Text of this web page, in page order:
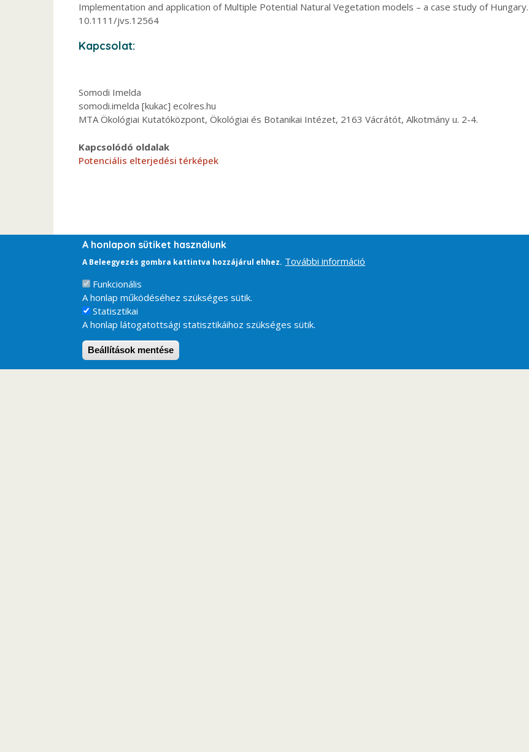
Implementation and application of Multiple Potential Natural Vegetation models – a case study of Hungary.
10.1111/jvs.12564
Kapcsolat:
Somodi Imelda
somodi.imelda [kukac] ecolres.hu
MTA Ökológiai Kutatóközpont, Ökológiai és Botanikai Intézet, 2163 Vácrátót, Alkotmány u. 2-4.
Kapcsolódó oldalak
Potenciális elterjedési térképek
A honlapon sütiket használunk
A Beleegyezés gombra kattintva hozzájárul ehhez. További információ
Funkcionális
A honlap működéséhez szükséges sütik.
Statisztikai
A honlap látogatottsági statisztikáihoz szükséges sütik.
Beállítások mentése